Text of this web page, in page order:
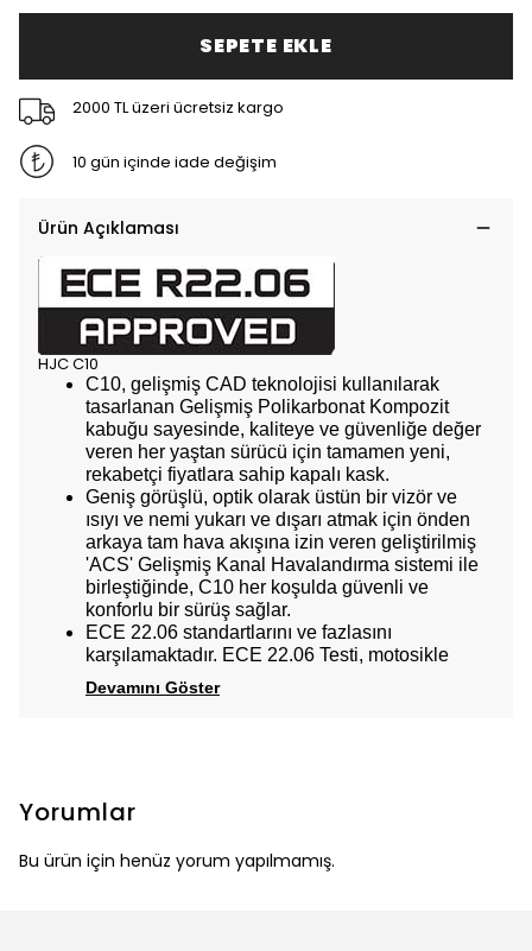
SEPETE EKLE
2000 TL üzeri ücretsiz kargo
10 gün içinde iade değişim
Ürün Açıklaması
HJC C10
C10, gelişmiş CAD teknolojisi kullanılarak
tasarlanan Gelişmiş Polikarbonat Kompozit
kabuğu sayesinde, kaliteye ve güvenliğe değer
veren her yaştan sürücü için tamamen yeni,
rekabetçi fiyatlara sahip kapalı kask.
Geniş görüşlü, optik olarak üstün bir vizör ve
ısıyı ve nemi yukarı ve dışarı atmak için önden
arkaya tam hava akışına izin veren geliştirilmiş
'ACS' Gelişmiş Kanal Havalandırma sistemi ile
birleştiğinde, C10 her koşulda güvenli ve
konforlu bir sürüş sağlar.
ECE 22.06 standartlarını ve fazlasını
karşılamaktadır. ECE 22.06 Testi, motosikle
Devamını Göster
Yorumlar
Bu ürün için henüz yorum yapılmamış.